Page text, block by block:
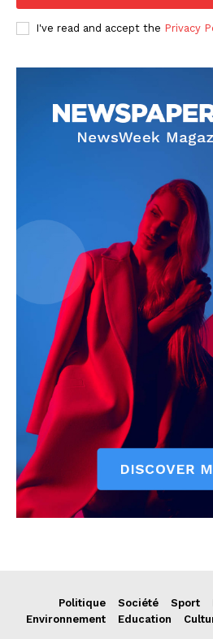
I've read and accept the Privacy
Politique Société Sport
Environnement
Education